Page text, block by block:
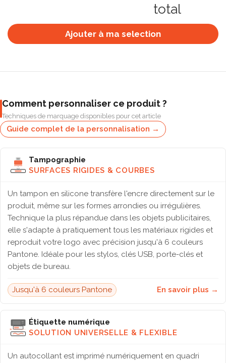
total
Ajouter à ma selection
Comment personnaliser ce produit ?
Techniques de marquage disponibles pour cet article
Guide complet de la personnalisation →
Tampographie
SURFACES RIGIDES & COURBES
Un tampon en silicone transfère l'encre directement sur le
produit, même sur les formes arrondies ou irrégulières.
Technique la plus répandue dans les objets publicitaires,
elle s'adapte à pratiquement tous les matériaux rigides et
reproduit votre logo avec précision jusqu'à 6 couleurs
Pantone. Idéale pour les stylos, clés USB, porte-clés et
objets de bureau.
Jusqu'à 6 couleurs Pantone En savoir plus →
Étiquette numérique
SOLUTION UNIVERSELLE & FLEXIBLE
Un autocollant est imprimé numériquement en quadri